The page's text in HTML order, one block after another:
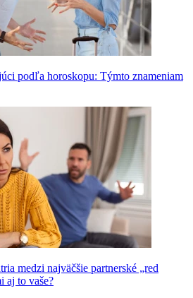
podľa horoskopu: Týmto znameniam
medzi najväčšie partnerské „red
aj to vaše?